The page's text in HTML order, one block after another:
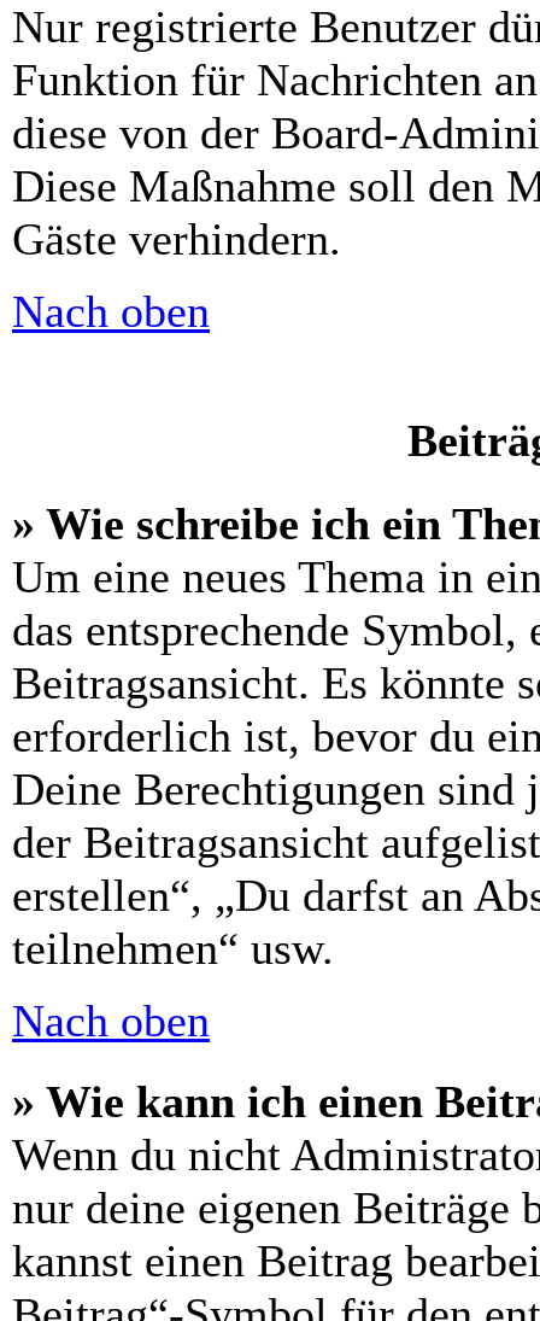
Nur registrierte Benutzer
Funktion für Nachrichten
diese von der Board-
Diese Maßnahme soll den
Gäste verhindern.
Nach oben
» Wie schreibe ich ein
Um eine neues Thema in
das entsprechende
Beitragsansicht. Es könnte
erforderlich ist, bevor du
Deine Berechtigungen sind
der Beitragsansicht
erstellen“, „Du darfst an
teilnehmen“ usw.
Nach oben
» Wie kann ich einen
Wenn du nicht
nur deine eigenen Beiträge
kannst einen Beitrag